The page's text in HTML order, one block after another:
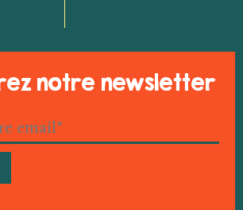
notre newsletter